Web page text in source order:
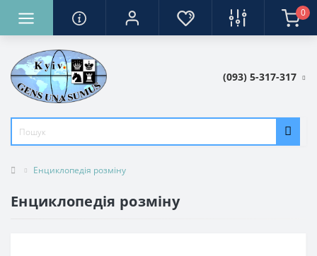
0
(093) 5-317-317
Енциклопедія розміну
Енциклопедія розміну